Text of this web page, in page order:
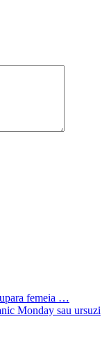
femeia …
Monday sau ursuzi